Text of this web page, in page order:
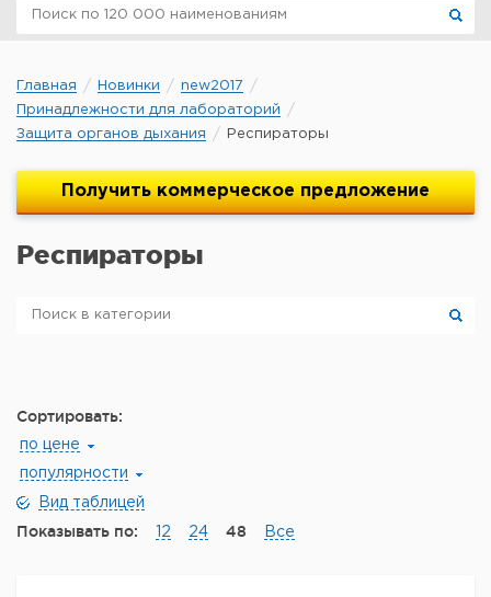
Главная Новинки
new2017
Принадлежности для лабораторий
Защита органов дыхания
Респираторы
Получить коммерческое предложение
Респираторы
Сортировать:
по цене
популярности
Вид таблицей
Показывать по: 12 24 48 Все